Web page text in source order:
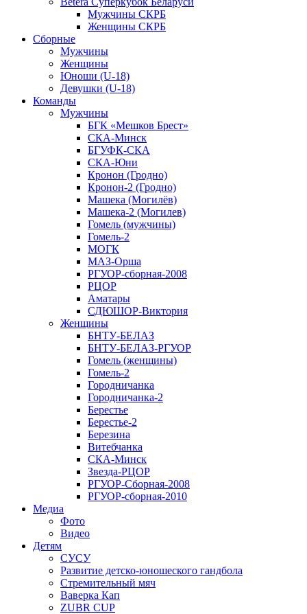
Мужчины СКРБ
Женщины СКРБ
Сборные
Мужчины
Женщины
Юноши (U-18)
Девушки (U-18)
Команды
Мужчины
БГК «Мешков Брест»
СКА-Минск
БГУФК-СКА
СКА-Юни
Кронон (Гродно)
Кронон-2 (Гродно)
Машека (Могилёв)
Машека-2 (Могилев)
Гомель (мужчины)
Гомель-2
МОГК
МАЗ-Орша
РГУОР-сборная-2008
РЦОР
Аматары
СДЮШОР-Виктория
Женщины
БНТУ-БЕЛАЗ
БНТУ-БЕЛАЗ-РГУОР
Гомель (женщины)
Гомель-2
Городничанка
Городничанка-2
Берестье
Берестье-2
Березина
Витебчанка
СКА-Минск
Звезда-РЦОР
РГУОР-Сборная-2008
РГУОР-сборная-2010
Медиа
Фото
Видео
Детям
СУСУ
Развитие детско-юношеского гандбола
Стремительный мяч
Ваверка Кап
ZUBR CUP